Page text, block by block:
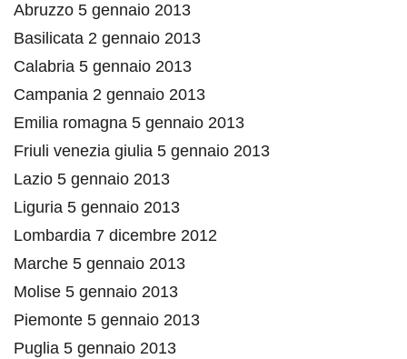
Abruzzo 5 gennaio 2013
Basilicata 2 gennaio 2013
Calabria 5 gennaio 2013
Campania 2 gennaio 2013
Emilia romagna 5 gennaio 2013
Friuli venezia giulia 5 gennaio 2013
Lazio 5 gennaio 2013
Liguria 5 gennaio 2013
Lombardia 7 dicembre 2012
Marche 5 gennaio 2013
Molise 5 gennaio 2013
Piemonte 5 gennaio 2013
Puglia 5 gennaio 2013